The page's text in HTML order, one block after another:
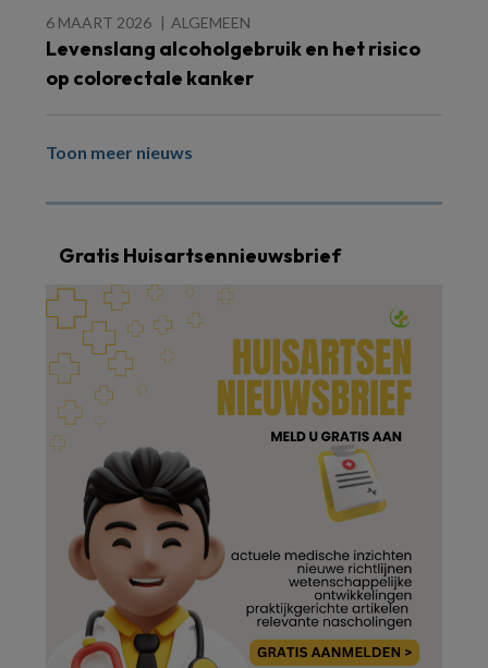
6 MAART 2026 ALGEMEEN
Levenslang alcoholgebruik en het risico
op colorectale kanker
Toon meer nieuws
Gratis Huisartsennieuwsbrief